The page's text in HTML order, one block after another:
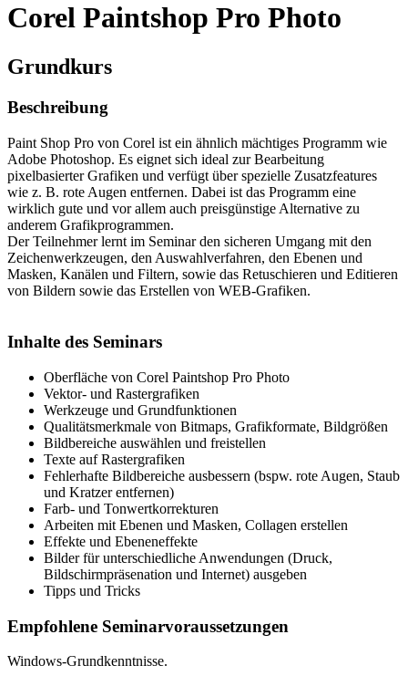
Corel Paintshop Pro Photo
Grundkurs
Beschreibung
Paint Shop Pro von Corel ist ein ähnlich mächtiges Programm wie
Adobe Photoshop. Es eignet sich ideal zur Bearbeitung
pixelbasierter Grafiken und verfügt über spezielle Zusatzfeatures
wie z. B. rote Augen entfernen. Dabei ist das Programm eine
wirklich gute und vor allem auch preisgünstige Alternative zu
anderem Grafikprogrammen.
Der Teilnehmer lernt im Seminar den sicheren Umgang mit den
Zeichenwerkzeugen, den Auswahlverfahren, den Ebenen und
Masken, Kanälen und Filtern, sowie das Retuschieren und Editieren
von Bildern sowie das Erstellen von WEB-Grafiken.
Inhalte des Seminars
Oberfläche von Corel Paintshop Pro Photo
Vektor- und Rastergrafiken
Werkzeuge und Grundfunktionen
Qualitätsmerkmale von Bitmaps, Grafikformate, Bildgrößen
Bildbereiche auswählen und freistellen
Texte auf Rastergrafiken
Fehlerhafte Bildbereiche ausbessern (bspw. rote Augen, Staub
und Kratzer entfernen)
Farb- und Tonwertkorrekturen
Arbeiten mit Ebenen und Masken, Collagen erstellen
Effekte und Ebeneneffekte
Bilder für unterschiedliche Anwendungen (Druck,
Bildschirmpräsenation und Internet) ausgeben
Tipps und Tricks
Empfohlene Seminarvoraussetzungen
Windows-Grundkenntnisse.